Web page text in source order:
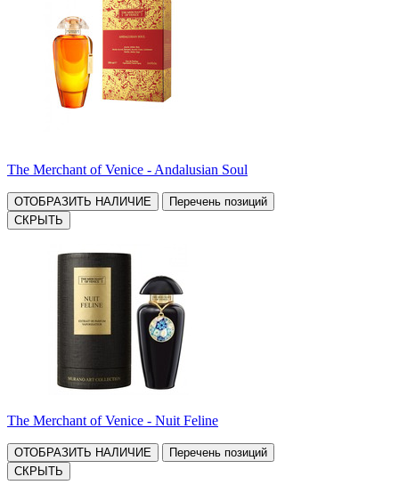
The Merchant of Venice - Andalusian Soul
ОТОБРАЗИТЬ НАЛИЧИЕ
Перечень позиций
СКРЫТЬ
The Merchant of Venice - Nuit Feline
ОТОБРАЗИТЬ НАЛИЧИЕ
Перечень позиций
СКРЫТЬ